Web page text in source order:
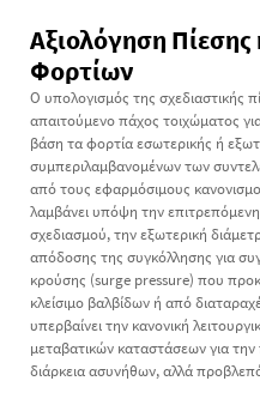
Αξιολόγηση
Φορτίων
Ο υπολογισμός της σχεδιαστικής
απαιτούμενο πάχος τοιχώματος
βάση τα φορτία εσωτερικής ή
συμπεριλαμβανομένων των
από τους εφαρμόσιμους
λαμβάνει υπόψη την
σχεδιασμού, την εξωτερική
απόδοσης της συγκόλλησης για
κρούσης (surge pressure) που
κλείσιμο βαλβίδων ή από
υπερβαίνει την κανονική
μεταβατικών καταστάσεων για
διάρκεια ασυνήθων, αλλά